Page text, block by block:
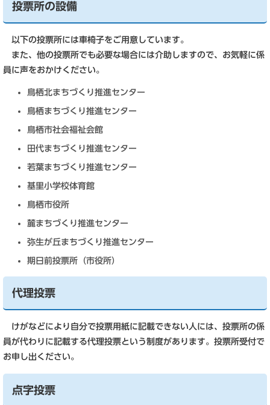
投票所の設備
以下の投票所には車椅子をご用意しています。
また、他の投票所でも必要な場合には介助しますので、お気軽に係
員に声をおかけください。
鳥栖北まちづくり推進センター
鳥栖まちづくり推進センター
鳥栖市社会福祉会館
田代まちづくり推進センター
若葉まちづくり推進センター
基里小学校体育館
鳥栖市役所
麓まちづくり推進センター
弥生が丘まちづくり推進センター
期日前投票所（市役所）
代理投票
けがなどにより自分で投票用紙に記載できない人には、投票所の係
員が代わりに記載する代理投票という制度があります。投票所受付で
お申し出ください。
点字投票